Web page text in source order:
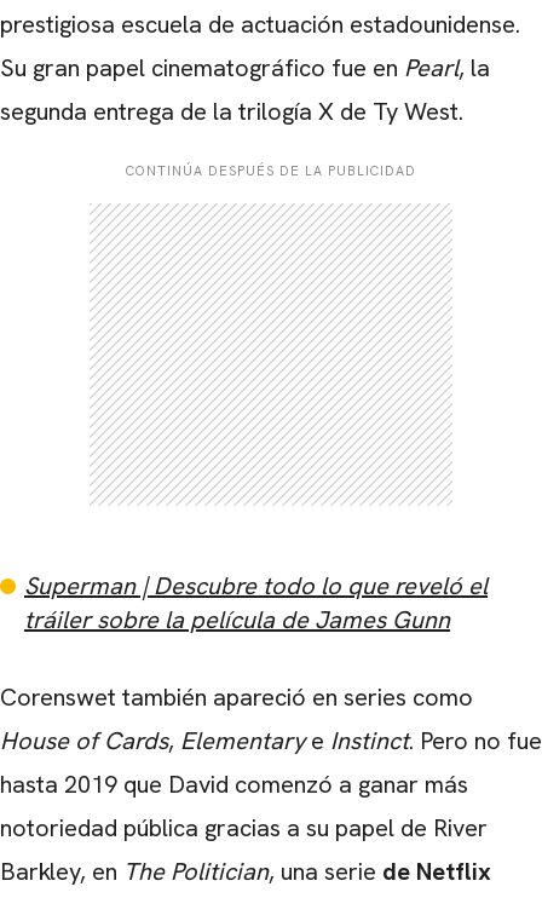
prestigiosa escuela de actuación estadounidense.
Su gran papel cinematográfico fue en Pearl, la
segunda entrega de la trilogía X de Ty West.
CONTINÚA DESPUÉS DE LA PUBLICIDAD
Superman | Descubre todo lo que reveló el
tráiler sobre la película de James Gunn
Corenswet también apareció en series como
House of Cards, Elementarye Instinct. Pero no fue
hasta 2019 que David comenzó a ganar más
notoriedad pública gracias a su papel de River
Barkley, en The Politician, una serie de Netflix
CARREGANDO PUBLICIDADE